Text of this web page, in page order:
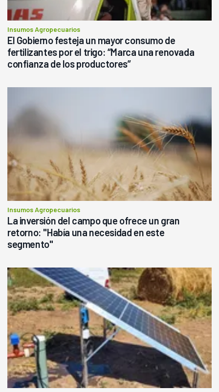
Insumos Agropecuarios
El Gobierno festeja un mayor consumo de
fertilizantes por el trigo: “Marca una renovada
confianza de los productores”
Insumos Agropecuarios
La inversión del campo que ofrece un gran
retorno: "Había una necesidad en este
segmento"